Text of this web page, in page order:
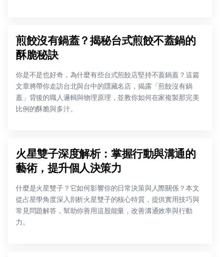
煎餃沒有鍋蓋？揭秘台式煎餃不蓋鍋的
酥脆秘訣
你是不是也好奇，為什麼有些台式煎餃店堅持不蓋鍋蓋？這篇
文章將帶你走訪台北與台中的隱藏名店，揭露「煎餃沒有鍋
蓋」背後的職人邏輯與物理原理，並教你如何在家複製那完美
比例的酥脆與多汁。
火星雙子深度解析：掌握行動與溝通的
藝術，提升個人決策力
什麼是火星雙子？它如何影響你的日常決策與人際關係？本文
從占星學角度深入剖析火星雙子的核心特質，提供實用技巧與
常見問題解答，幫助你善用這股能量，改善溝通效率與行動
力。